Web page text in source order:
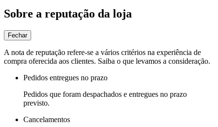
Sobre a reputação da loja
Fechar
A nota de reputação refere-se a vários critérios na experiência de
compra oferecida aos clientes. Saiba o que levamos a consideração.
Pedidos entregues no prazo
Pedidos que foram despachados e entregues no prazo
previsto.
Cancelamentos